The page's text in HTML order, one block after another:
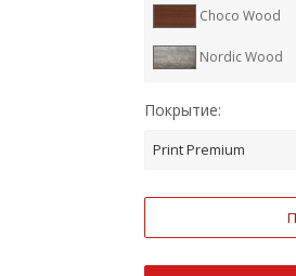
Choco Wood
Nordic Wood
Ral 3009
Покрытие:
Print Premium